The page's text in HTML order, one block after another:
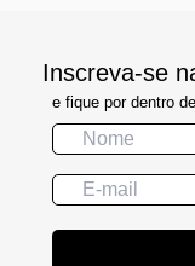
Inscreva-se
e fique por dentro